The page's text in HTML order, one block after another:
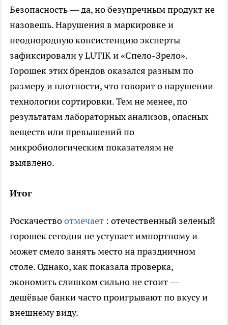
Безопасность — да, но безупречным продукт не
назовешь. Нарушения в маркировке и
неоднородную консистенцию эксперты
зафиксировали у LUTIK и «Спело-Зрело».
Горошек этих брендов оказался разным по
размеру и плотности, что говорит о нарушении
технологии сортировки. Тем не менее, по
результатам лабораторных анализов, опасных
веществ или превышений по
микробиологическим показателям не
выявлено.
Итог
Роскачествоотмечает : отечественный зеленый
горошек сегодня не уступает импортному и
может смело занять место на праздничном
столе. Однако, как показала проверка,
экономить слишком сильно не стоит —
дешёвые банки часто проигрывают по вкусу и
внешнему виду.